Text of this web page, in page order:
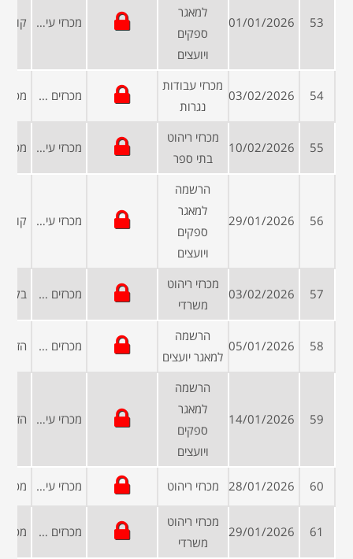
53
01/01/2026
למאגר
ספקים
ויועצים
מכרזי עיריות ומועצות
54
03/02/2026
מכרזי עבודות
נגרות
מכרזים פומביים
55
10/02/2026
מכרזי ריהוט
בתי ספר
מכרזי עיריות ומועצות
56
29/01/2026
הרשמה
למאגר
ספקים
ויועצים
מכרזי עיריות ומועצות
57
03/02/2026
מכרזי ריהוט
משרדי
מכרזים פומביים
58
05/01/2026
הרשמה
למאגר יועצים
מכרזים פומביים
59
14/01/2026
הרשמה
למאגר
ספקים
ויועצים
מכרזי עיריות ומועצות
60
28/01/2026 מכרזי ריהוט מכרזי עיריות ומועצות
61
29/01/2026
מכרזי ריהוט
משרדי
מכרזים פומביים